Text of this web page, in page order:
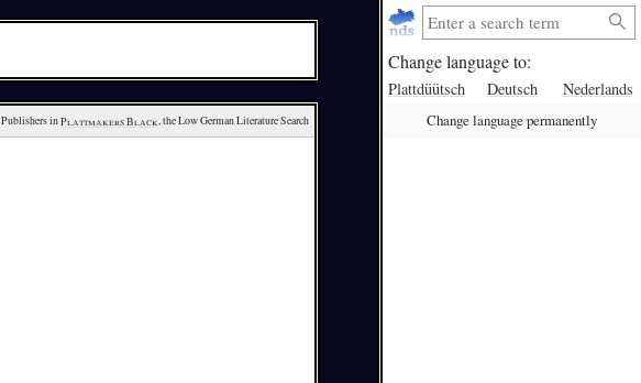
Change language to:
Plattdüütsch Deutsch Nederlands
Change language permanently
Publishers in Plattmakers Black, the Low German Literature Search